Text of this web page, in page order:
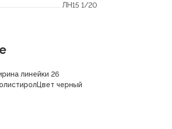
ЛН15 1/20
линейки 26
черный